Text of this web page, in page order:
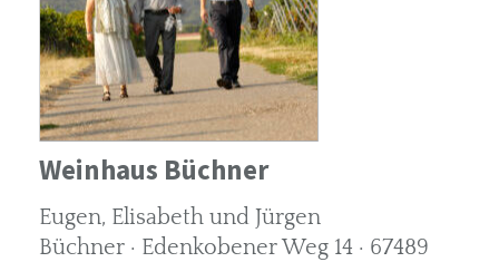
Weinhaus Büchner
Eugen, Elisabeth und Jürgen
Büchner · Edenkobener Weg 14 · 67489